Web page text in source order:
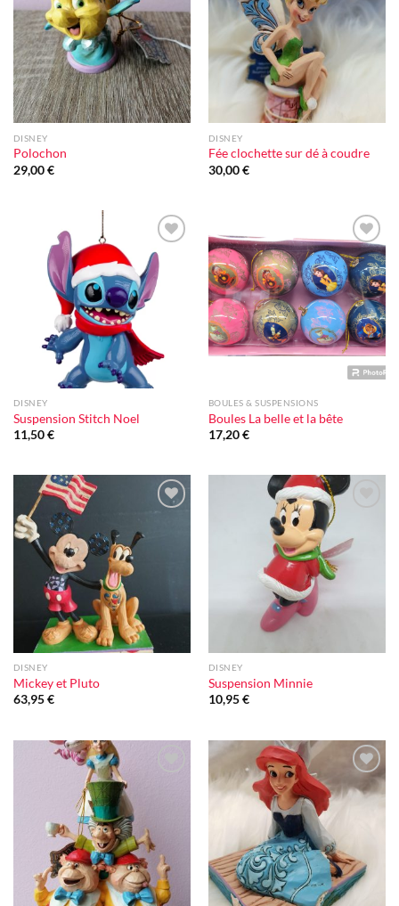
d'envie
DISNEY
Polochon
29,00€
à la liste
d'envie
DISNEY
Fée clochette sur dé à coudre
30,00€
Ajouter
à la liste
d'envie
DISNEY
Suspension Stitch Noel
11,50€
Ajouter
à la liste
d'envie
BOULES & SUSPENSIONS
Boules La belle et la bête
17,20€
DISNEY
Mickey et Pluto
63,95€
d'envie
DISNEY
Suspension Minnie
10,95€
Ajouter
à la liste